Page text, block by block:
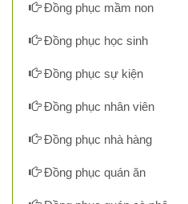
Đồng phục mầm non
Đồng phục học sinh
Đồng phục sự kiện
Đồng phục nhân viên
Đồng phục nhà hàng
Đồng phục quán ăn